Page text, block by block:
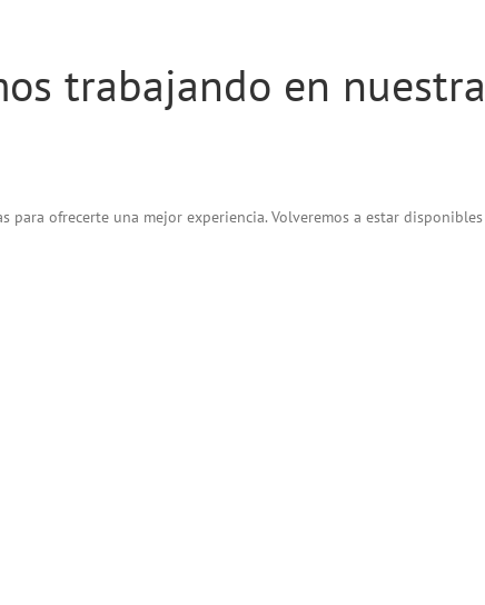
trabajando en
para ofrecerte una mejor experiencia. Volveremos a estar